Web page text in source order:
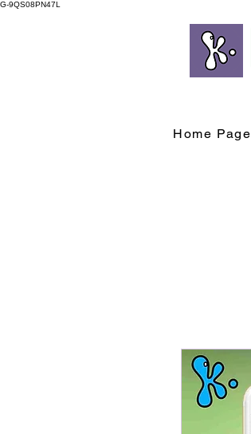
G-9QS08PN47L
Home Page